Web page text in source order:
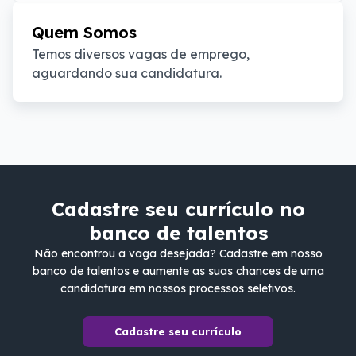
Quem Somos
Temos diversos vagas de emprego,
aguardando sua candidatura.
Cadastre seu currículo no
banco de talentos
Não encontrou a vaga desejada? Cadastre em nosso
banco de talentos e aumente as suas chances de uma
candidatura em nossos processos seletivos.
Cadastre seu currículo